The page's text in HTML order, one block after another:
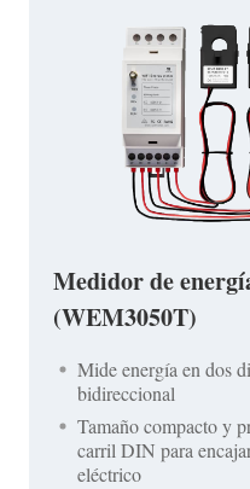
Medidor de
(WEM3050T)
Mide energía en dos
bidireccional
Tamaño compacto y
carril DIN para
eléctrico